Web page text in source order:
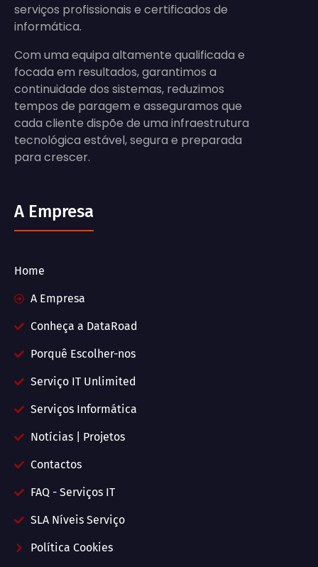
serviços profissionais e certificados de
informática.
Com uma equipa altamente qualificada e
focada em resultados, garantimos a
continuidade dos sistemas, reduzimos
tempos de paragem e asseguramos que
cada cliente dispõe de uma infraestrutura
tecnológica estável, segura e preparada
para crescer.
A Empresa
Home
A Empresa
Conheça a DataRoad
Porquê Escolher-nos
Serviço IT Unlimited
Serviços Informática
Notícias | Projetos
Contactos
FAQ - Serviços IT
SLA Níveis Serviço
Política Cookies